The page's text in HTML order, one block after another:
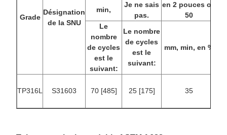
Grade
Désignation
de la SNU
min,
Je ne sais
pas.
en 2 pouces ou
50
Le
nombre
de cycles
est le
suivant:
Le nombre
de cycles
est le
suivant:
mm, min, en %
TP316L S31603 70 [485] 25 [175] 35